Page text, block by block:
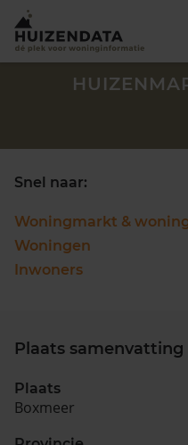
Zoek een woning
Snel naar:
Woningmarkt &
Woningen
Inwoners
Plaats samenvatting
Plaats
Boxmeer